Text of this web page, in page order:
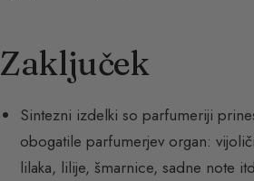
Zaključek
Sintezni izdelki so parfumeriji
obogatile parfumerjev organ:
lilaka, lilije, šmarnice, sadne note